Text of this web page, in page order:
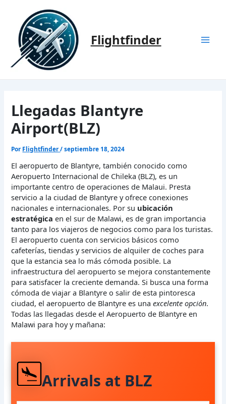
contenido
Flightfinder
Llegadas Blantyre
Airport(BLZ)
Por Flightfinder/septiembre 18, 2024
El aeropuerto de Blantyre, también conocido como
Aeropuerto Internacional de Chileka (BLZ), es un
importante centro de operaciones de Malaui. Presta
servicio a la ciudad de Blantyre y ofrece conexiones
nacionales e internacionales. Por su ubicación
estratégica en el sur de Malawi, es de gran importancia
tanto para los viajeros de negocios como para los turistas.
El aeropuerto cuenta con servicios básicos como
cafeterías, tiendas y servicios de alquiler de coches para
que la estancia sea lo más cómoda posible. La
infraestructura del aeropuerto se mejora constantemente
para satisfacer la creciente demanda. Si busca una forma
cómoda de viajar a Blantyre o salir de esta pintoresca
ciudad, el aeropuerto de Blantyre es unaexcelente opción.
Todas las llegadas desde el Aeropuerto de Blantyre en
Malawi para hoy y mañana:
Arrivals at BLZ